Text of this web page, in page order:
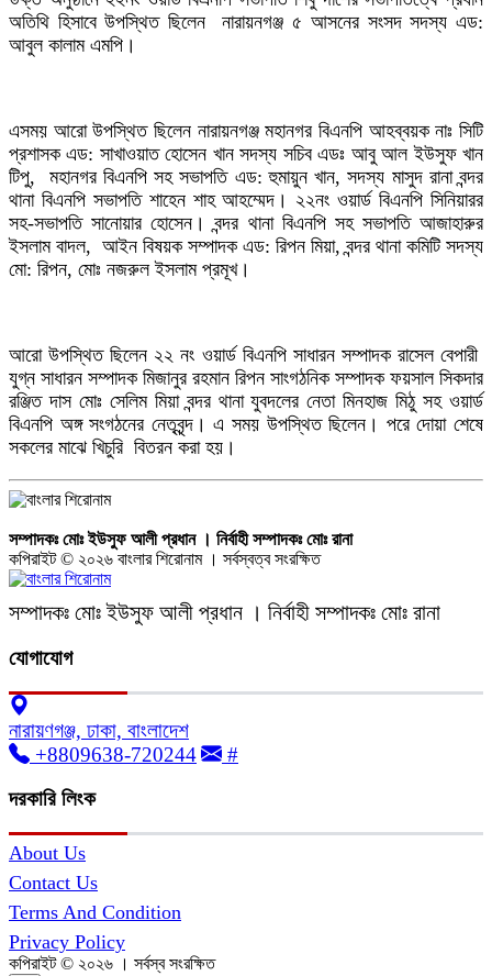
অতিথি হিসাবে উপস্থিত ছিলেন নারায়নগঞ্জ ৫ আসনের সংসদ সদস্য এড:
আবুল কালাম এমপি।
এসময় আরো উপস্থিত ছিলেন নারায়নগঞ্জ মহানগর বিএনপি আহব্বয়ক নাঃ সিটি
প্রশাসক এড: সাখাওয়াত হোসেন খান সদস্য সচিব এডঃ আবু আল ইউসুফ খান
টিপু, মহানগর বিএনপি সহ সভাপতি এড: হুমায়ুন খান, সদস্য মাসুদ রানা বন্দর
থানা বিএনপি সভাপতি শাহেন শাহ আহম্মেদ। ২২নং ওয়ার্ড বিএনপি সিনিয়ারর
সহ-সভাপতি সানোয়ার হোসেন। বন্দর থানা বিএনপি সহ সভাপতি আজাহারুর
ইসলাম বাদল, আইন বিষয়ক সম্পাদক এড: রিপন মিয়া, বন্দর থানা কমিটি সদস্য
মো: রিপন, মোঃ নজরুল ইসলাম প্রমূখ।
আরো উপস্থিত ছিলেন ২২ নং ওয়ার্ড বিএনপি সাধারন সম্পাদক রাসেল বেপারী
যুগ্ন সাধারন সম্পাদক মিজানুর রহমান রিপন সাংগঠনিক সম্পাদক ফয়সাল সিকদার
রঞ্জিত দাস মোঃ সেলিম মিয়া বন্দর থানা যুবদলের নেতা মিনহাজ মিঠু সহ ওয়ার্ড
বিএনপি অঙ্গ সংগঠনের নেতৃবৃন্দ। এ সময় উপস্থিত ছিলেন। পরে দোয়া শেষে
সকলের মাঝে খিচুরি বিতরন করা হয়।
সম্পাদকঃ মোঃ ইউসুফ আলী প্রধান । নির্বাহী সম্পাদকঃ মোঃ রানা
কপিরাইট © ২০২৬ বাংলার শিরোনাম । সর্বস্বত্ব সংরক্ষিত
সম্পাদকঃ মোঃ ইউসুফ আলী প্রধান । নির্বাহী সম্পাদকঃ মোঃ রানা
যোগাযোগ
নারায়ণগঞ্জ, ঢাকা, বাংলাদেশ
+8809638-720244
#
দরকারি লিংক
About Us
Contact Us
Terms And Condition
Privacy Policy
কপিরাইট © ২০২৬ । সর্বস্ব সংরক্ষিত